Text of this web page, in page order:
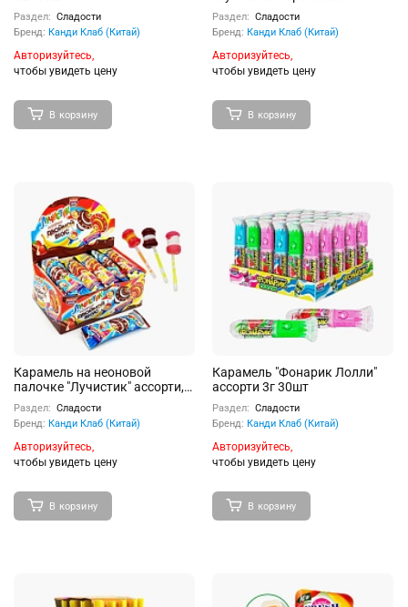
Раздел: Сладости
Бренд: Канди Клаб (Китай)
Авторизуйтесь,
чтобы увидеть цену
В корзину
ассорти 10г 30шт
Раздел: Сладости
Бренд: Канди Клаб (Китай)
Авторизуйтесь,
чтобы увидеть цену
В корзину
Карамель на неоновой
палочке "Лучистик" ассорти,
двойной вкус 10г 30 шт
Раздел: Сладости
Бренд: Канди Клаб (Китай)
Авторизуйтесь,
чтобы увидеть цену
В корзину
Карамель "Фонарик Лолли"
ассорти 3г 30шт
Раздел: Сладости
Бренд: Канди Клаб (Китай)
Авторизуйтесь,
чтобы увидеть цену
В корзину